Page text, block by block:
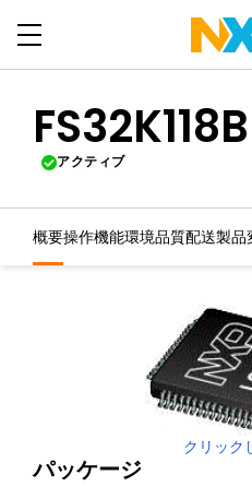
アクティブ
概要操作機能環境品質配送製品
クリック
パッケージ